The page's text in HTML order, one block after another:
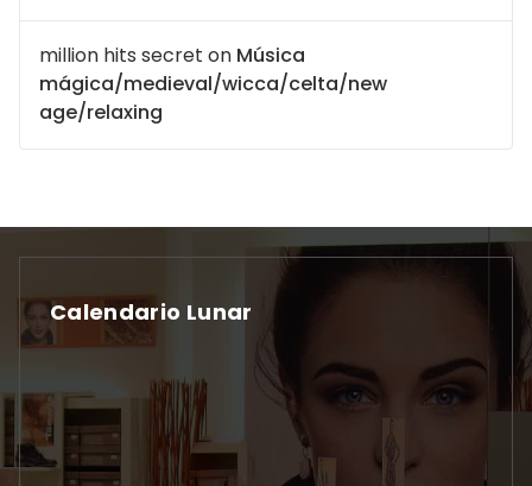
million hits secret on Música
mágica/medieval/wicca/celta/new
age/relaxing
Calendario Lunar